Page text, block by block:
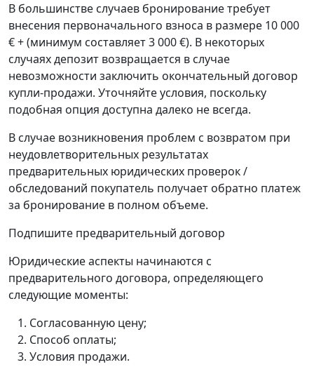
В большинстве случаев бронирование требует
внесения первоначального взноса в размере 10 000
€ + (минимум составляет 3 000 €). В некоторых
случаях депозит возвращается в случае
невозможности заключить окончательный договор
купли-продажи. Уточняйте условия, поскольку
подобная опция доступна далеко не всегда.
В случае возникновения проблем с возвратом при
неудовлетворительных результатах
предварительных юридических проверок /
обследований покупатель получает обратно платеж
за бронирование в полном объеме.
Подпишите предварительный договор
Юридические аспекты начинаются с
предварительного договора, определяющего
следующие моменты:
Согласованную цену;
Способ оплаты;
Условия продажи.